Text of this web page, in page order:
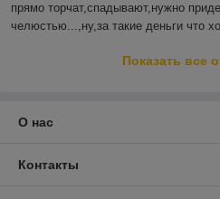
прямо торчат,спадывают,нужно
челюстью...,ну,за такие деньги что
Показать все
О нас
Контакты